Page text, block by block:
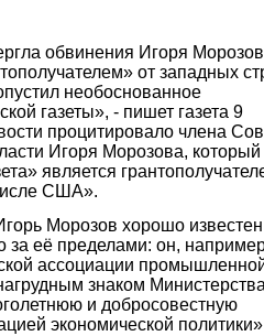
обвинения Игоря
от западных
необоснованное
газеты», - пишет газета 9
процитировало члена
Игоря Морозова, который
является
США».
Морозов хорошо
за её пределами: он,
ассоциации
знаком
и добросовестную
экономической